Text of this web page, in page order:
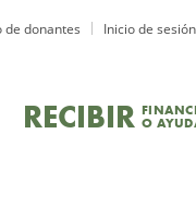
de donantes Inicio de
RECIBIR O